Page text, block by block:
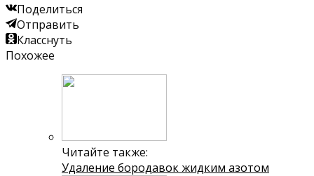
Поделиться
Отправить
Класснуть
Похожее
Читайте также:
Удаление бородавок жидким азотом